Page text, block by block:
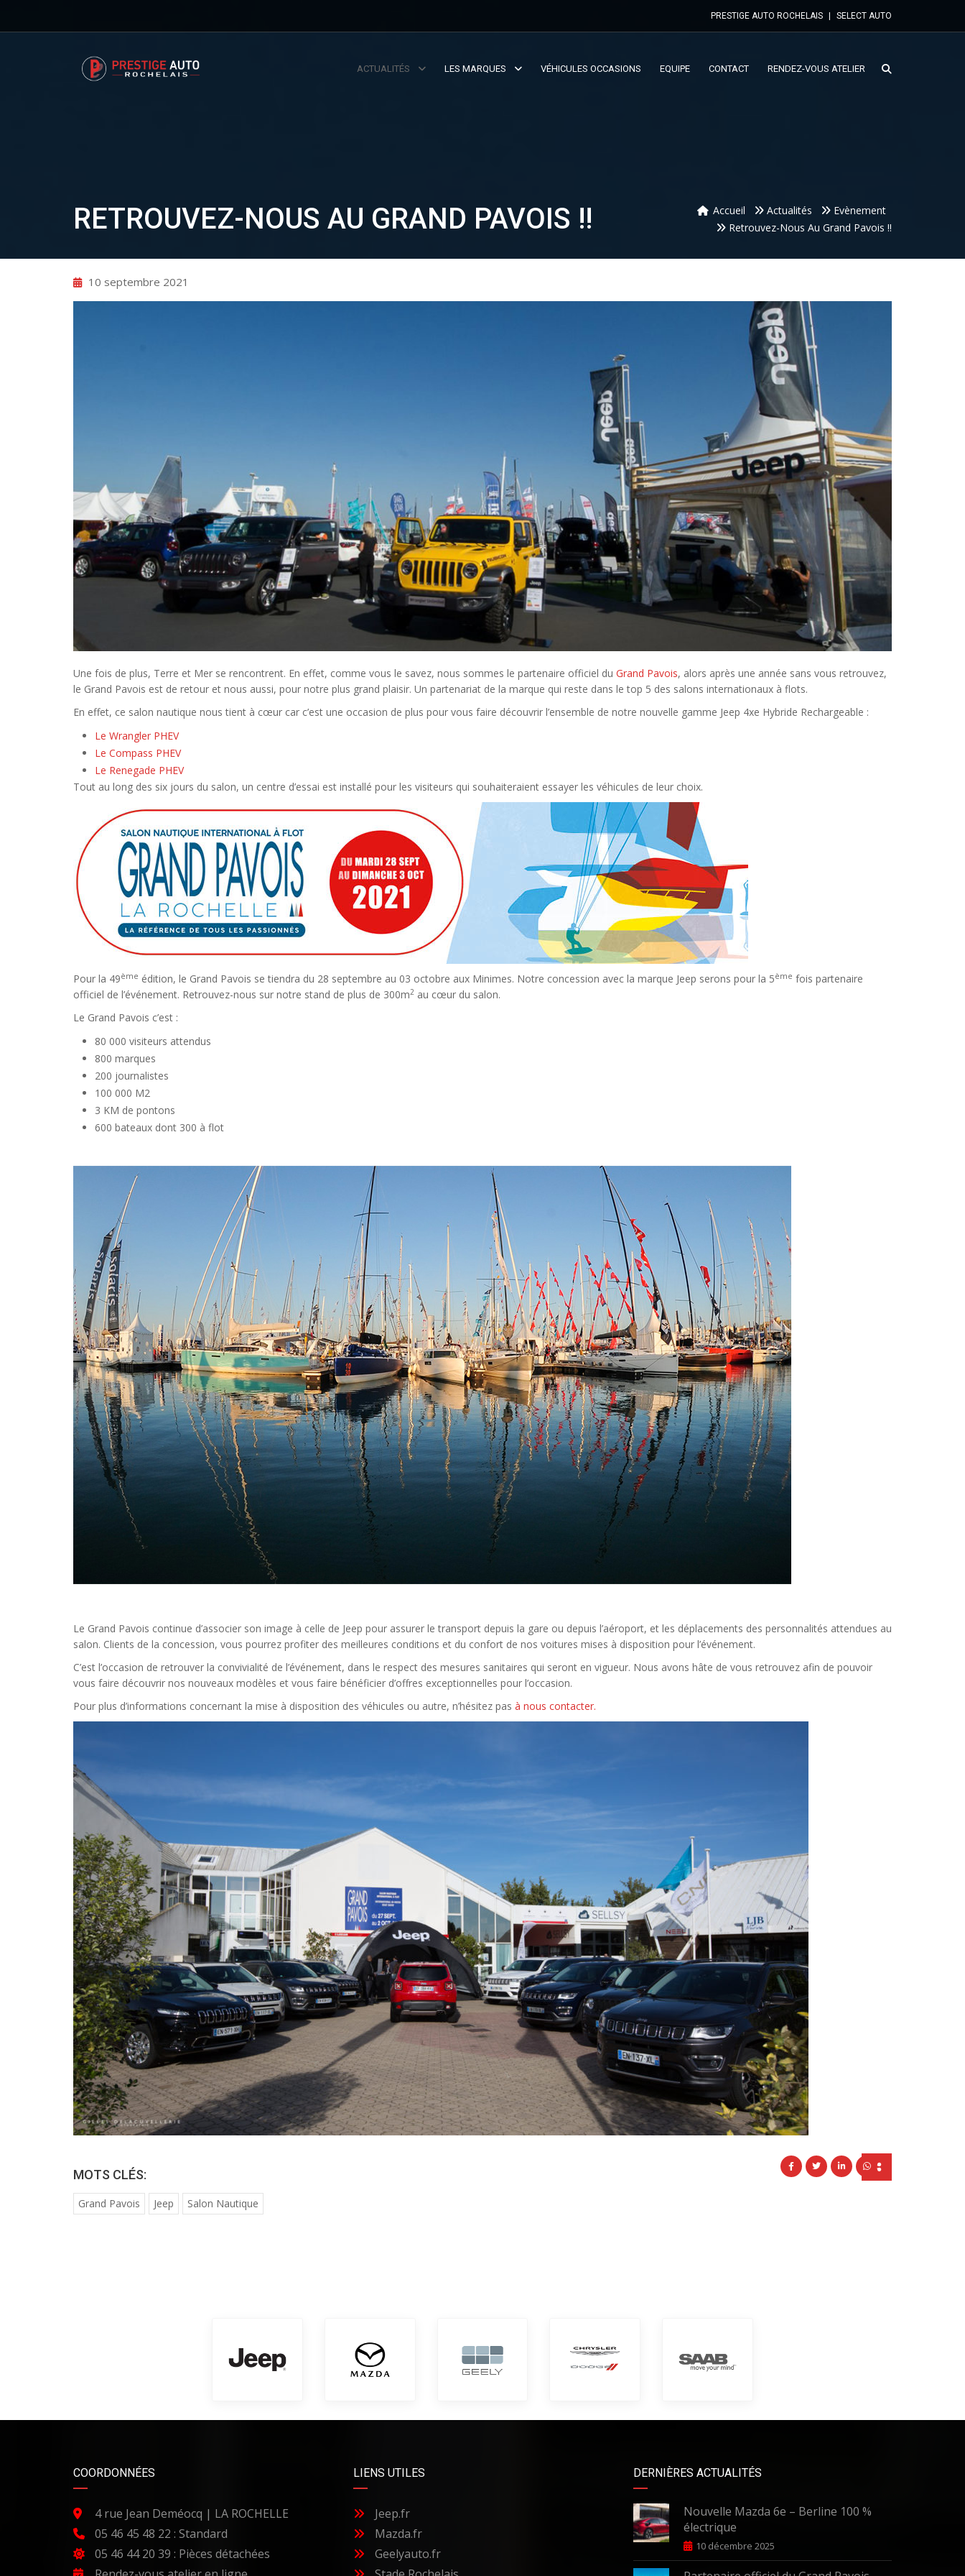
PRESTIGE AUTO ROCHELAIS SELECT AUTO
ACTUALITÉS LES MARQUES VÉHICULES OCCASIONS EQUIPE CONTACT RENDEZ-VOUS ATELIER
RETROUVEZ-NOUS AU GRAND PAVOIS !! Accueil Actualités
Evènement
Retrouvez-Nous Au Grand Pavois !!
10 septembre 2021
Une fois de plus, Terre et Mer se rencontrent. En effet, comme vous le savez, nous sommes le partenaire officiel du Grand Pavois, alors après une année sans vous retrouvez,
le Grand Pavois est de retour et nous aussi, pour notre plus grand plaisir. Un partenariat de la marque qui reste dans le top 5 des salons internationaux à flots.
En effet, ce salon nautique nous tient à cœur car c’est une occasion de plus pour vous faire découvrir l’ensemble de notre nouvelle gamme Jeep 4xe Hybride Rechargeable :
Le Wrangler PHEV
Le Compass PHEV
Le Renegade PHEV
Tout au long des six jours du salon, un centre d’essai est installé pour les visiteurs qui souhaiteraient essayer les véhicules de leur choix.
Pour la 49ème édition, le Grand Pavois se tiendra du 28 septembre au 03 octobre aux Minimes. Notre concession avec la marque Jeep serons pour la 5ème fois partenaire
officiel de l’événement. Retrouvez-nous sur notre stand de plus de 300m2 au cœur du salon.
Le Grand Pavois c’est :
80 000 visiteurs attendus
800 marques
200 journalistes
100 000 M2
3 KM de pontons
600 bateaux dont 300 à flot
Le Grand Pavois continue d’associer son image à celle de Jeep pour assurer le transport depuis la gare ou depuis l’aéroport, et les déplacements des personnalités attendues au
salon. Clients de la concession, vous pourrez profiter des meilleures conditions et du confort de nos voitures mises à disposition pour l’événement.
C’est l’occasion de retrouver la convivialité de l’événement, dans le respect des mesures sanitaires qui seront en vigueur. Nous avons hâte de vous retrouvez afin de pouvoir
vous faire découvrir nos nouveaux modèles et vous faire bénéficier d’offres exceptionnelles pour l’occasion.
Pour plus d’informations concernant la mise à disposition des véhicules ou autre, n’hésitez pas à nous contacter.
MOTS CLÉS:
Grand Pavois Jeep Salon Nautique
COORDONNÉES
4 rue Jean Deméocq | LA ROCHELLE
05 46 45 48 22 : Standard
05 46 44 20 39 : Pièces détachées
LIENS UTILES
Jeep.fr
Mazda.fr
Geelyauto.fr
DERNIÈRES ACTUALITÉS
Nouvelle Mazda 6e – Berline 100 %
électrique
10 décembre 2025